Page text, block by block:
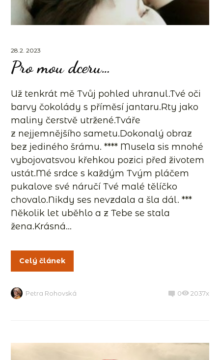
28.2. 2023
Pro mou dceru…
Už tenkrát mě Tvůj pohled uhranul.Tvé oči
barvy čokolády s příměsí jantaru.Rty jako
maliny čerstvě utržené.Tváře
z nejjemnějšího sametu.Dokonalý obraz
bez jediného šrámu. **** Musela sis mnohé
vybojovatsvou křehkou pozici před životem
ustát.Mé srdce s každým Tvým pláčem
pukalove své náručí Tvé malé tělíčko
chovalo.Nikdy ses nevzdala a šla dál. ***
Několik let uběhlo a z Tebe se stala
žena.Krásná...
Celý článek
Petra Rohovská 0 2037x